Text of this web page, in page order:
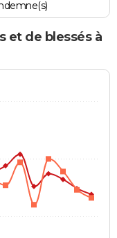
et de blessés à